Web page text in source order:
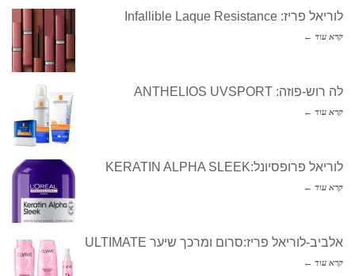
לוריאל פריז: Infallible Laque Resistance
קרא עוד ←
לה רוש-פוזה: ANTHELIOS UVSPORT
קרא עוד ←
לוריאל פרופסיונל:KERATIN ALPHA SLEEK
קרא עוד ←
אלביב-לוריאל פריז:סרום ומרכך שיער ULTIMATE
קרא עוד ←